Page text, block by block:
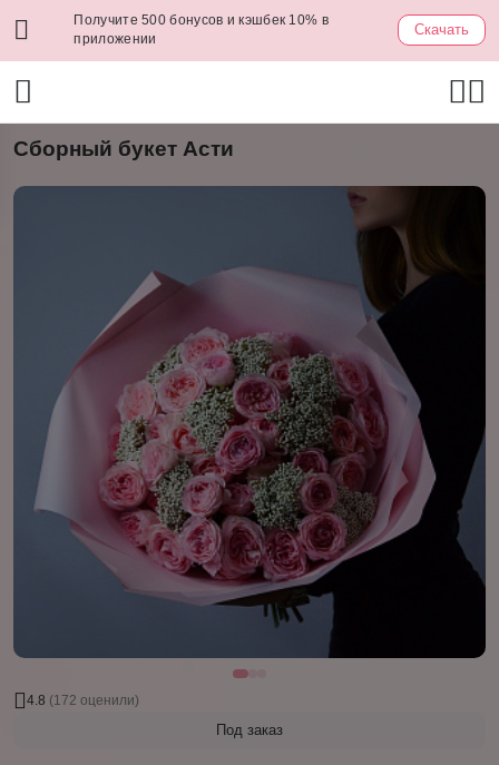
Получите 500 бонусов и кэшбек 10% в
приложении
Скачать
Сборный букет Асти
4.8 (172 оценили)
Под заказ